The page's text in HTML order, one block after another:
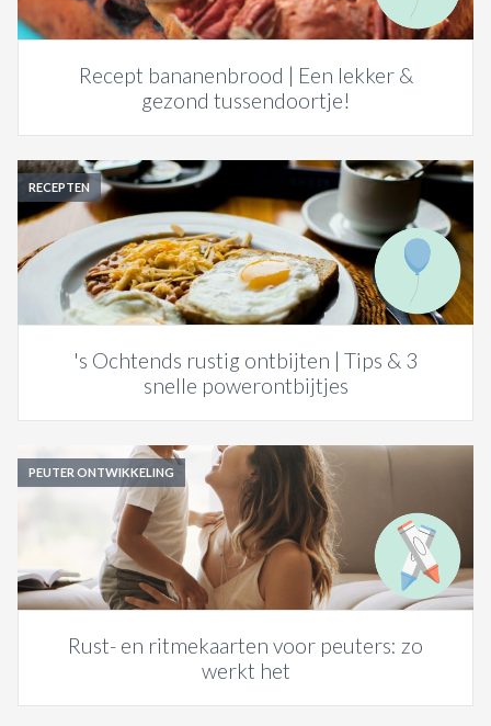
Recept bananenbrood | Een lekker &
gezond tussendoortje!
RECEPTEN
's Ochtends rustig ontbijten | Tips & 3
snelle powerontbijtjes
PEUTER ONTWIKKELING
Rust- en ritmekaarten voor peuters: zo
werkt het